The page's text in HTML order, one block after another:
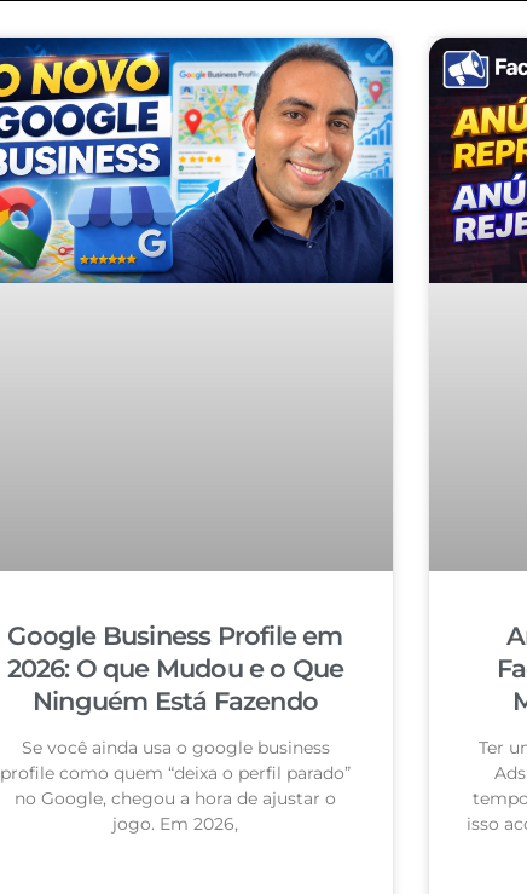
Google Business Profile em
2026: O que Mudou e o Que
Ninguém Está Fazendo
Se você ainda usa o google business
profile como quem “deixa o perfil parado”
no Google, chegou a hora de ajustar o
jogo. Em 2026,
Ter
isso